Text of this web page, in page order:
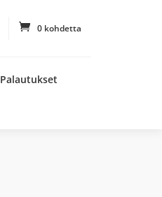
0 kohdetta
Palautukset